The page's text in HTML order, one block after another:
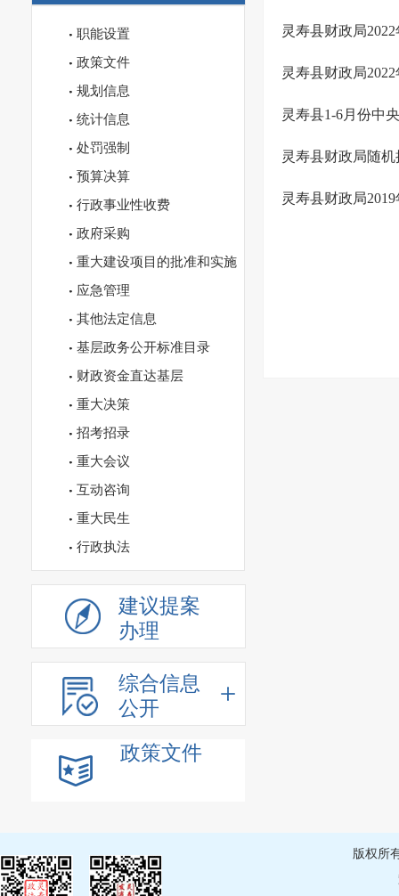
职能设置
政策文件
规划信息
统计信息
处罚强制
预算决算
行政事业性收费
政府采购
重大建设项目的批准和实施
应急管理
其他法定信息
基层政务公开标准目录
财政资金直达基层
重大决策
招考招录
重大会议
互动咨询
重大民生
行政执法
建议提案
办理
综合信息
公开
政策文件
灵寿县财政局
灵寿县财政局
灵寿县1-6月份中
灵寿县财政局随
灵寿县财政局